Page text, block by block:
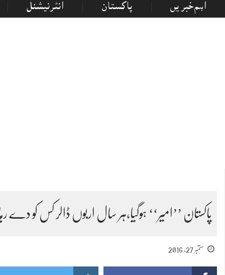
اہم خبریں پاکستان انٹرنیشنل
پاکستان ’’امیر‘‘ ہوگیا،ہر سال اربوں ڈالر کس کو دے
ستمبر 27, 2016